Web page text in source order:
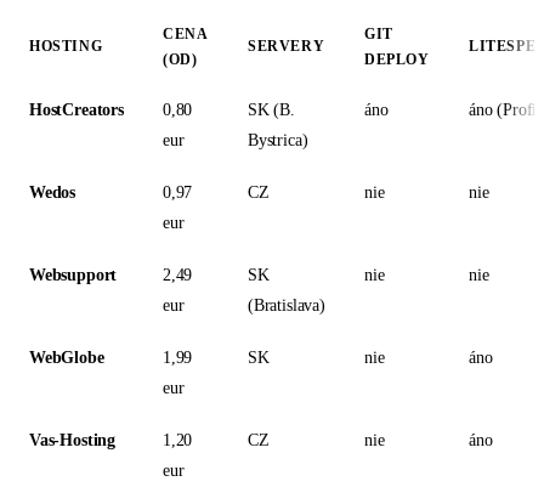
HOSTING
CENA
(OD)
SERVERY
GIT
DEPLOY
HostCreators
0,80
eur
SK (B.
Bystrica)
áno áno (Profi)
Wedos
0,97
eur
CZ nie nie
Websupport
2,49
eur
SK
(Bratislava)
nie nie
WebGlobe
1,99
eur
SK nie áno
Vas-Hosting
1,20
eur
CZ nie áno